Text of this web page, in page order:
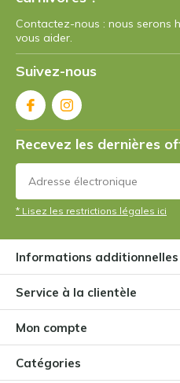
Contactez-nous : nous serons
vous aider.
Suivez-nous
Recevez les dernières
* Lisez les restrictions légales ici
Informations additionnelles
Service à la clientèle
Mon compte
Catégories